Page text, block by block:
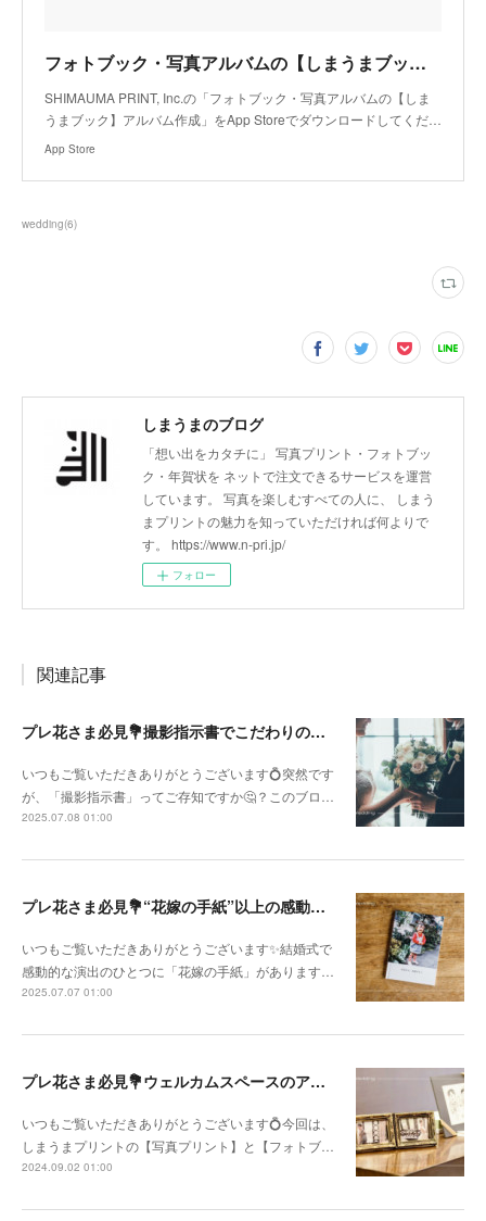
フォトブック・写真アルバムの【しまうまブック】アルバム作成アプリ - App Store
SHIMAUMA PRINT, Inc.の「フォトブック・写真アルバムの【しま
うまブック】アルバム作成」をApp Storeでダウンロードしてくだ…
App Store
wedding(6)
しまうまのブログ
「想い出をカタチに」 写真プリント・フォトブッ
ク・年賀状を ネットで注文できるサービスを運営
しています。 写真を楽しむすべての人に、 しまう
まプリントの魅力を知っていただければ何よりで
す。 https://www.n-pri.jp/
フォロー
関連記事
プレ花さま必見💐撮影指示書でこだわりの詰まった撮影に👰‍♀️
いつもご覧いただきありがとうございます💍突然です
が、「撮影指示書」ってご存知ですか🤔？このブロ…
2025.07.08 01:00
プレ花さま必見💐“花嫁の手紙”以上の感動を。「子育て卒業アルバム」を親に贈りませんか？
いつもご覧いただきありがとうございます✨結婚式で
感動的な演出のひとつに「花嫁の手紙」があります…
2025.07.07 01:00
プレ花さま必見💐ウェルカムスペースのアイデア
いつもご覧いただきありがとうございます💍今回は、
しまうまプリントの【写真プリント】と【フォトブ…
2024.09.02 01:00